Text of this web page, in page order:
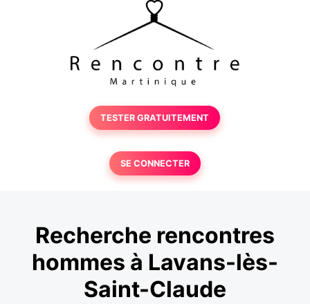
TESTER GRATUITEMENT
SE CONNECTER
Recherche rencontres
hommes à Lavans-lès-
Saint-Claude